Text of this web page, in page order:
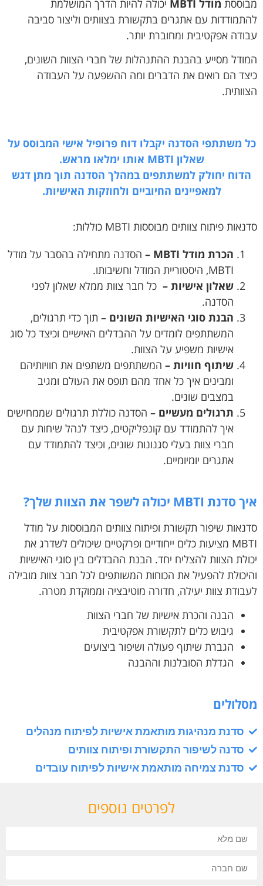
מבוססת מודל MBTI
יכולה להיות הדרך המושלמת
להתמודדות עם אתגרים בתקשורת בצוותים וליצור סביבה
עבודה אפקטיבית ומחוברת יותר.
המודל מסייע בהבנת ההתנהלות של חברי הצוות השונים,
כיצד הם רואים את הדברים ומה ההשפעה על העבודה
הצוותית.
כל משתתפי הסדנה יקבלו דוח פרופיל אישי המבוסס על
שאלון MBTI אותו ימלאו מראש.
הדוח יחולק למשתתפים במהלך הסדנה תוך מתן דגש
למאפיינים החיוביים ולחוזקות האישיות.
סדנאות פיתוח צוותים מבוססות MBTI כוללות:
הכרת מודל MBTI –
הסדנה מתחילה בהסבר על מודל
MBTI, היסטוריית המודל וחשיבותו.
שאלון אישיות – כל חבר צוות ממלא שאלון לפני
הסדנה.
הבנת סוגי האישיות השונים – תוך כדי תרגולים,
המשתתפים לומדים על ההבדלים האישיים וכיצד כל סוג
אישיות משפיע על הצוות.
שיתוף חוויות – המשתתפים משתפים את חוויותיהם
ומבינים איך כל אחד מהם תופס את העולם ומגיב
במצבים שונים.
תרגולים מעשיים – הסדנה כוללת תרגולים שממחישים
איך להתמודד עם קונפליקטים, כיצד לנהל שיחות עם
חברי צוות בעלי סגנונות שונים, וכיצד להתמודד עם
אתגרים יומיומיים.
איך סדנת MBTI יכולה לשפר את הצוות שלך?
סדנאות שיפור תקשורת ופיתוח צוותים המבוססות על מודל
MBTI מציעות כלים ייחודיים ופרקטיים שיכולים לשדרג את
יכולת הצוות להצליח יחד. הבנת ההבדלים בין סוגי האישיות
והיכולת להפעיל את הכוחות המשותפים לכל חבר צוות מובילה
לעבודת צוות יעילה, חדורה מוטיבציה וממוקדת מטרה.
הבנה והכרת אישיות של חברי הצוות
גיבוש כלים לתקשורת אפקטיבית
הגברת שיתוף פעולה ושיפור ביצועים
הגדלת הסובלנות וההבנה
מסלולים
סדנת מנהיגות מותאמת אישיות לפיתוח מנהלים
סדנה לשיפור התקשורת ופיתוח צוותים
סדנת צמיחה מותאמת אישיות לפיתוח עובדים
לפרטים נוספים